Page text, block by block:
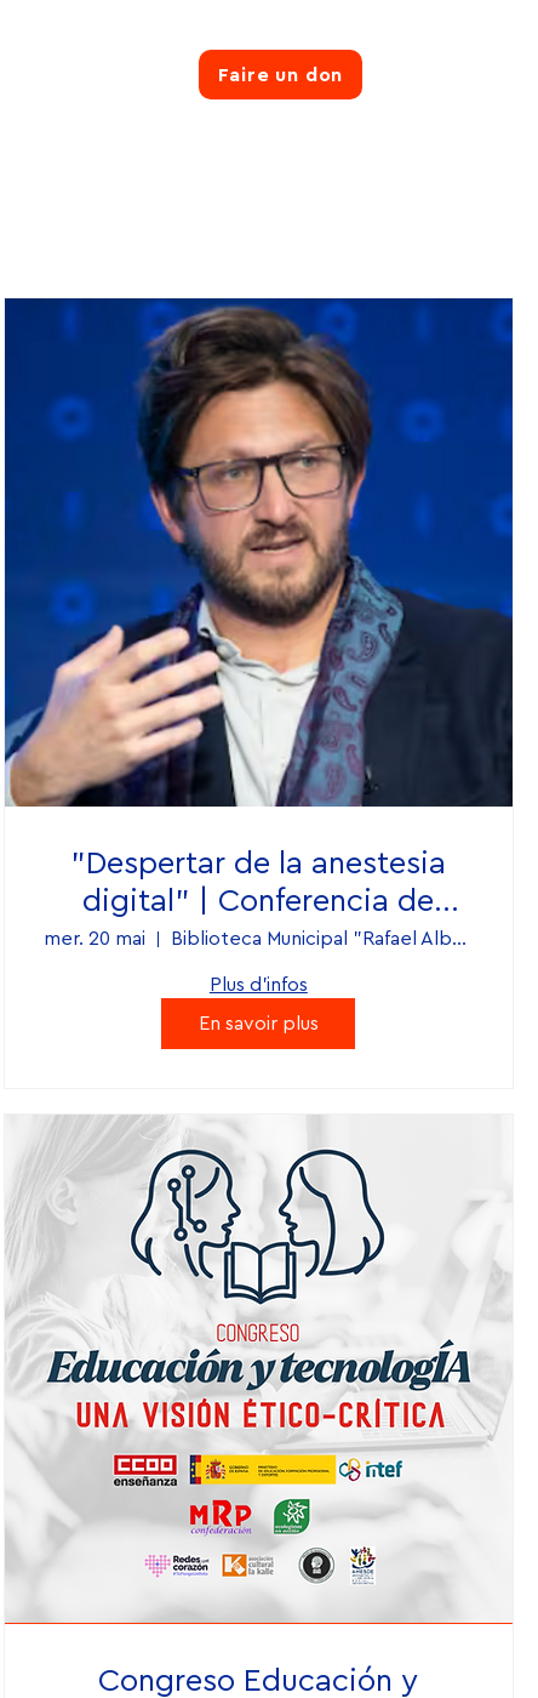
Faire un don
"Despertar de la anestesia
digital" | Conferencia de
Diego Hidalgo.
mer. 20 mai Biblioteca Municipal "Rafael Alberti"
Plus d'infos
En savoir plus
Congreso Educación y